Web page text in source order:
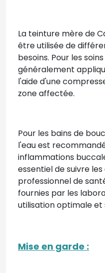
La teinture mère de
être utilisée de
besoins. Pour les
généralement
l'aide d'une
zone affectée.
Pour les bains de
l'eau est
inflammations
essentiel de suivre
professionnel de
fournies par les
utilisation optimale et
Mise en garde :